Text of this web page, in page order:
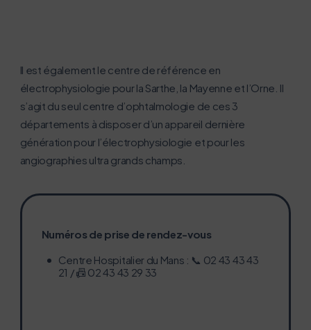
Il est également le centre de référence en
électrophysiologie pour la Sarthe, la Mayenne et l’Orne. Il
s’agit du seul centre d’ophtalmologie de ces 3
départements à disposer d’un appareil dernière
génération pour l’électrophysiologie et pour les
angiographies ultra grands champs.
Numéros de prise de rendez-vous
Centre Hospitalier du Mans : 📞 02 43 43 43
21 / 📠 02 43 43 29 33